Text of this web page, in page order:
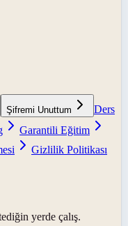
Şifremi Unuttum
Ders
Garantili Eğitim
Gizlilik Politikası
yerde çalış.